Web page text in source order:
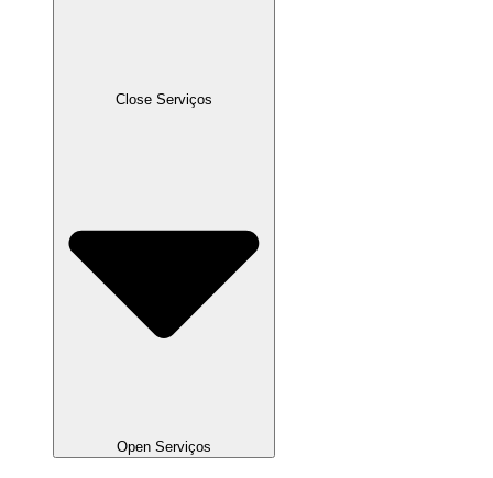
Close Serviços
Open Serviços